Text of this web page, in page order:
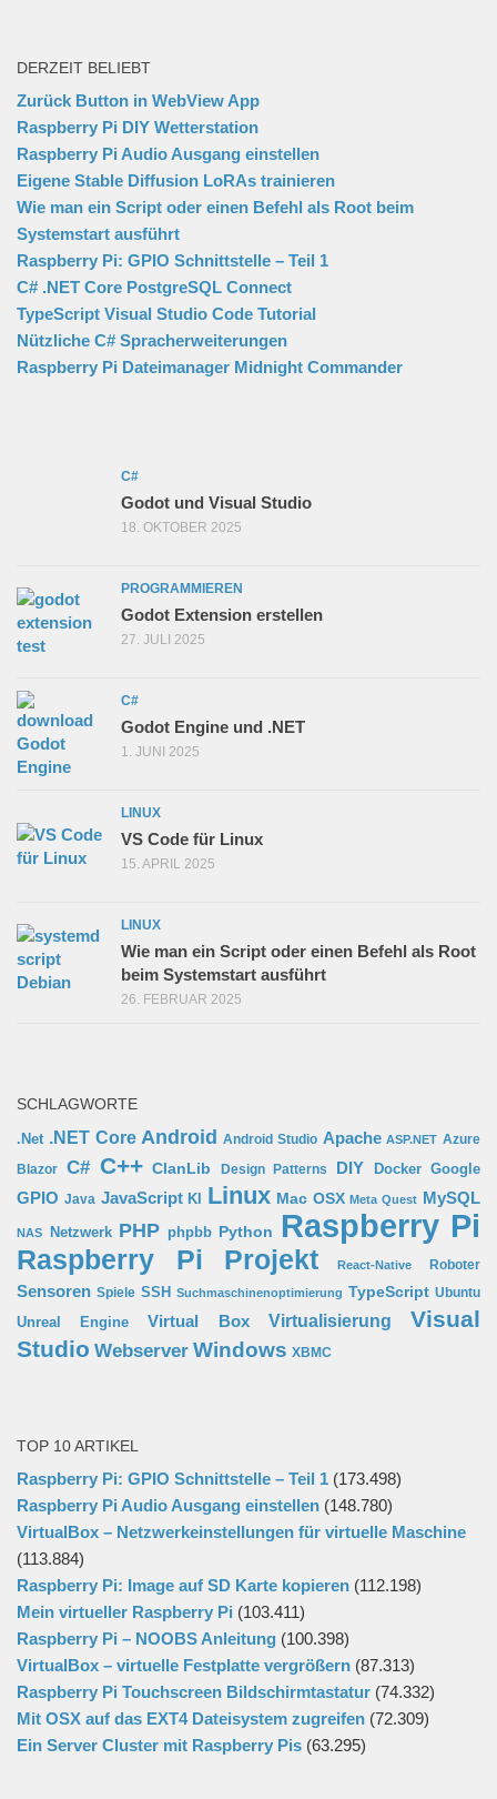
DERZEIT BELIEBT
Zurück Button in WebView App
Raspberry Pi DIY Wetterstation
Raspberry Pi Audio Ausgang einstellen
Eigene Stable Diffusion LoRAs trainieren
Wie man ein Script oder einen Befehl als Root beim
Systemstart ausführt
Raspberry Pi: GPIO Schnittstelle – Teil 1
C# .NET Core PostgreSQL Connect
TypeScript Visual Studio Code Tutorial
Nützliche C# Spracherweiterungen
Raspberry Pi Dateimanager Midnight Commander
C#
Godot und Visual Studio
18. OKTOBER 2025
PROGRAMMIEREN
Godot Extension erstellen
27. JULI 2025
C#
Godot Engine und .NET
1. JUNI 2025
LINUX
VS Code für Linux
15. APRIL 2025
LINUX
Wie man ein Script oder einen Befehl als Root
beim Systemstart ausführt
26. FEBRUAR 2025
SCHLAGWORTE
.Net .NET Core Android Android Studio Apache ASP.NET Azure
Blazor C# C++ ClanLib Design Patterns DIY Docker Google
GPIO Java JavaScript KI Linux Mac OSX Meta Quest MySQL
NAS Netzwerk PHP phpbb Python Raspberry Pi
Raspberry Pi Projekt React-Native Roboter
Sensoren Spiele SSH Suchmaschinenoptimierung TypeScript Ubuntu
Unreal Engine
Virtual Box Virtualisierung
Visual
Studio Webserver Windows XBMC
TOP 10 ARTIKEL
Raspberry Pi: GPIO Schnittstelle – Teil 1 (173.498)
Raspberry Pi Audio Ausgang einstellen (148.780)
VirtualBox – Netzwerkeinstellungen für virtuelle Maschine
(113.884)
Raspberry Pi: Image auf SD Karte kopieren (112.198)
Mein virtueller Raspberry Pi (103.411)
Raspberry Pi – NOOBS Anleitung (100.398)
VirtualBox – virtuelle Festplatte vergrößern (87.313)
Raspberry Pi Touchscreen Bildschirmtastatur (74.332)
Mit OSX auf das EXT4 Dateisystem zugreifen (72.309)
Ein Server Cluster mit Raspberry Pis (63.295)